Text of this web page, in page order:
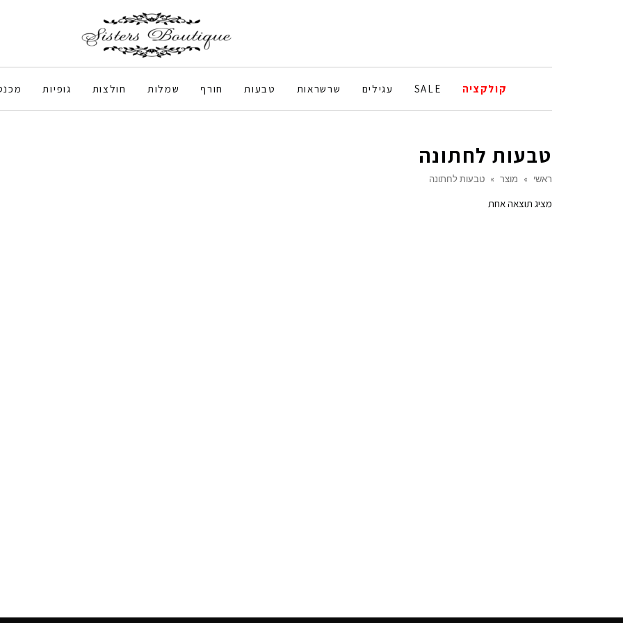
קולקציה SALE עגילים שרשראות טבעות חורף שמלות חולצות גופיות
טבעות לחתונה
ראשי » מוצר » טבעות לחתונה
מציג תוצאה אחת